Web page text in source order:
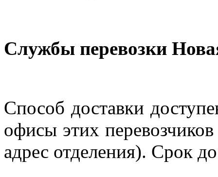
Службы перевозки
Способ доставки
офисы этих
адрес отделения). Срок